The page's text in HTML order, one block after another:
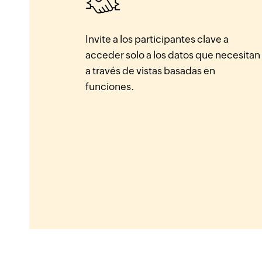
Invite a los participantes clave a
acceder solo a los datos que necesitan
a través de vistas basadas en
funciones.